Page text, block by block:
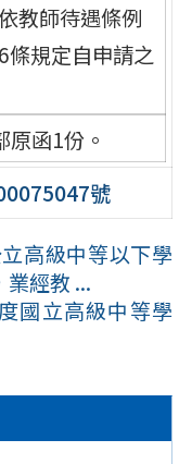
教師待遇條例
條規定自申請之
原函1份。
號
高級中等以下學
經教 ...
國立高級中等學